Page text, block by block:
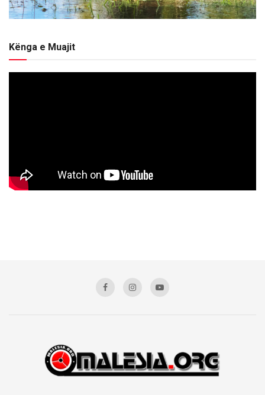
Kënga e Muajit